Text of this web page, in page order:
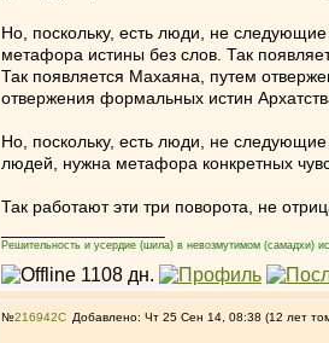
Но, поскольку, есть люди, не
метафора истины без слов. Так
Так появляется Махаяна, путем
отвержения формальных истин
Но, поскольку, есть люди, не
людей, нужна метафора конкретных
Так работают эти три поворота, не
Решительность и усердие (шила) в невозмутимом (самадхи)
№216942 Добавлено: Чт 25 Сен 14, 08:38 (12 лет